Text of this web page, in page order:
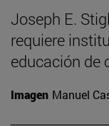
Joseph E.
requiere
educación de
Imagen Manuel